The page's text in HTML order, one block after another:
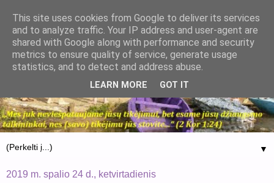
▼
2019 m. spalio 24 d., ketvirtadienis
This site uses cookies from Google to deliver its services
and to analyze traffic. Your IP address and user-agent are
shared with Google along with performance and security
metrics to ensure quality of service, generate usage
statistics, and to detect and address abuse.
LEARN MORE GOT IT